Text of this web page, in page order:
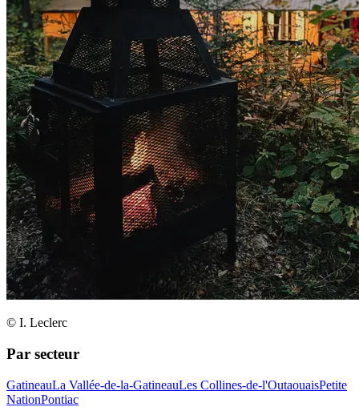
© I. Leclerc
Par secteur
GatineauLa Vallée-de-la-GatineauLes Collines-de-l'OutaouaisPetite
NationPontiac